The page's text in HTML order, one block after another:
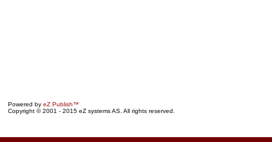
Powered by eZ Publish™
Copyright © 2001 - 2015 eZ systems AS. All rights reserved.